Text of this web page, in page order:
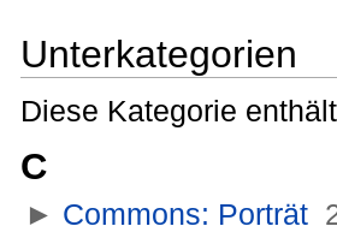
Unterkategorien
Diese Kategorie
C
► Commons: Porträt